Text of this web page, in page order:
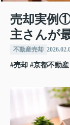
売却実例
主さんが
不動産売却
#売却 #京都不動産